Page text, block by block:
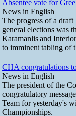
Absentee vote for
News in English
The progress of a
general elections was
Karamanlis and
to imminent tabling of
CHA congratulations
News in English
The president of the
congratulatory
Team for yesterday's
Championships.